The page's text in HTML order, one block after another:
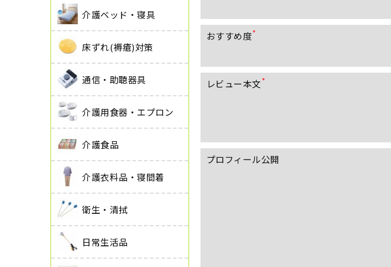
介護ベッド・寝具
床ずれ(褥瘡)対策
通信・助聴器具
介護用食器・エプロン
介護食品
介護衣料品・寝間着
衛生・清拭
日常生活品
須
)
おすすめ度
須
)
レビュー本文
プロフィール公開